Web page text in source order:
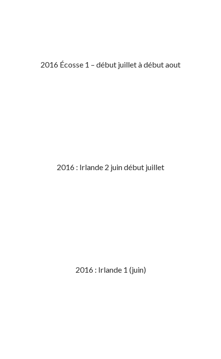
2016 Écosse 1 – début juillet à début aout
2016 : Irlande 2 juin début juillet
2016 : Irlande 1 (juin)